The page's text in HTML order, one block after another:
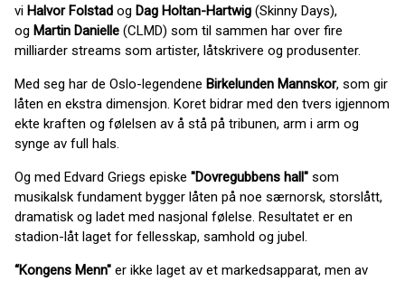
vi Halvor Folstad og Dag Holtan-Hartwig (Skinny Days),
og Martin Danielle (CLMD) som til sammen har over fire
milliarder streams som artister, låtskrivere og produsenter.
Med seg har de Oslo-legendene Birkelunden Mannskor, som gir
låten en ekstra dimensjon. Koret bidrar med den tvers igjennom
ekte kraften og følelsen av å stå på tribunen, arm i arm og
synge av full hals.
Og med Edvard Griegs episke "Dovregubbens hall" som
musikalsk fundament bygger låten på noe særnorsk, storslått,
dramatisk og ladet med nasjonal følelse. Resultatet er en
stadion-låt laget for fellesskap, samhold og jubel.
“Kongens Menn" er ikke laget av et markedsapparat, men av